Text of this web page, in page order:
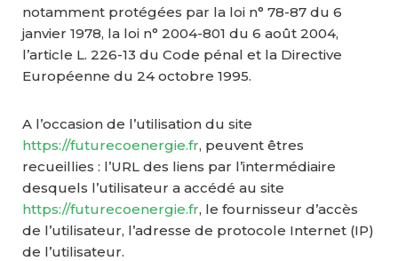
notamment protégées par la loi n° 78-87 du 6
janvier 1978, la loi n° 2004-801 du 6 août 2004,
l’article L. 226-13 du Code pénal et la Directive
Européenne du 24 octobre 1995.
A l’occasion de l’utilisation du site
https://futurecoenergie.fr, peuvent êtres
recueillies : l’URL des liens par l’intermédiaire
desquels l’utilisateur a accédé au site
https://futurecoenergie.fr, le fournisseur d’accès
de l’utilisateur, l’adresse de protocole Internet (IP)
de l’utilisateur.